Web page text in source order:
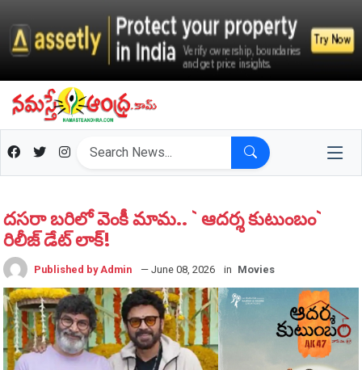
దసరా బరిలో వెంకీ మామ‌.. ` ఆదర్శ కుటుంబం`
రిలీజ్ డేట్ లాక్‌!
Published by Admin — June 08, 2026 in Movies